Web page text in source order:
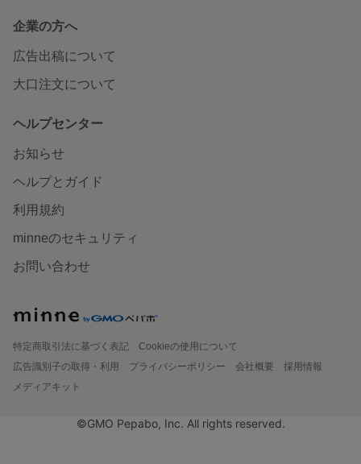
企業の方へ
広告出稿について
大口注文について
ヘルプセンター
お知らせ
ヘルプとガイド
利用規約
minneのセキュリティ
お問い合わせ
特定商取引法に基づく表記
Cookieの使用について
広告識別子の取得・利用
プライバシーポリシー 会社概要
採用情報
メディアキット
©GMO Pepabo, Inc. All rights reserved.